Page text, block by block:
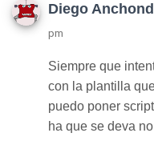
Diego
pm
Siempre que
con la plantilla
puedo poner
ha que se deva